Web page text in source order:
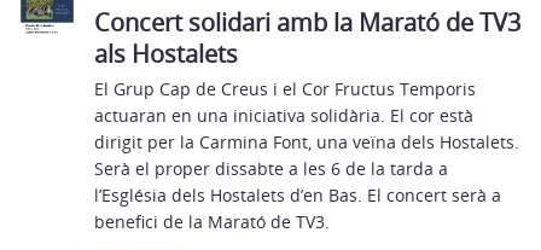
Concert solidari amb la Marató de TV3
als Hostalets
El Grup Cap de Creus i el Cor Fructus Temporis
actuaran en una iniciativa solidària. El cor està
dirigit per la Carmina Font, una veïna dels Hostalets.
Serà el proper dissabte a les 6 de la tarda a
l’Església dels Hostalets d’en Bas. El concert serà a
benefici de la Marató de TV3.